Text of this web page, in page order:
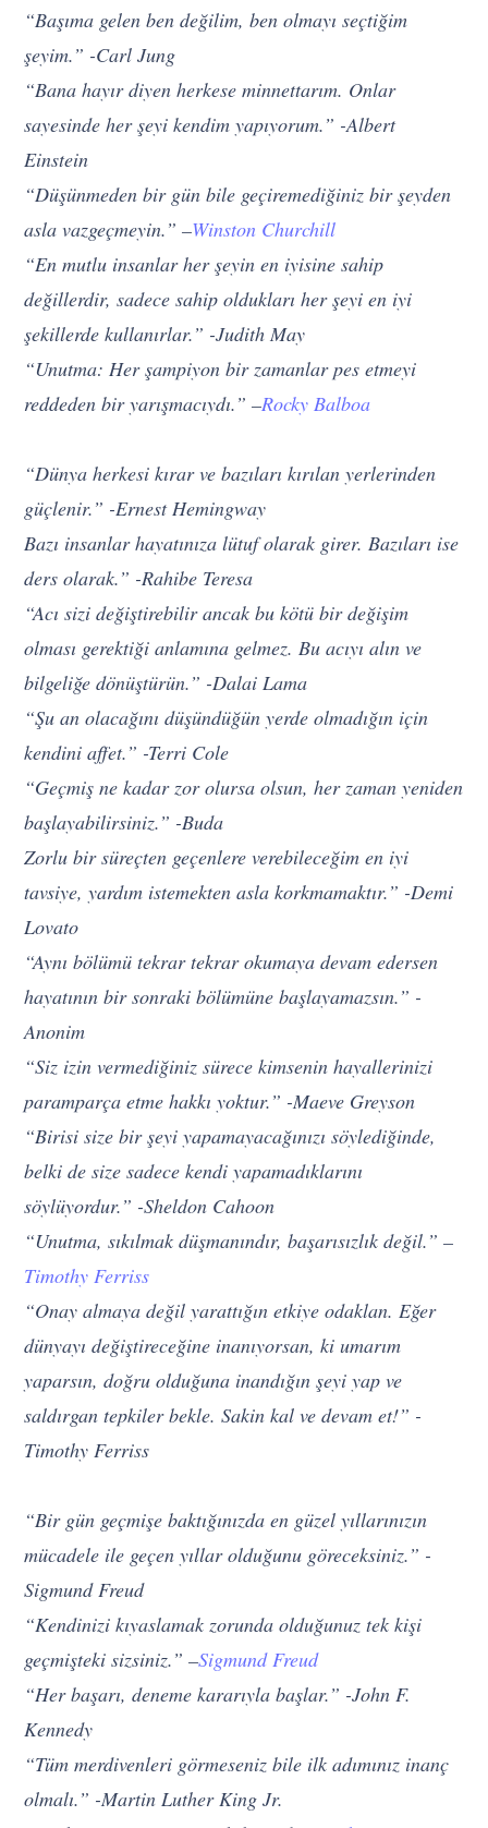
“Başıma gelen ben değilim, ben olmayı seçtiğim
şeyim.” -Carl Jung
“Bana hayır diyen herkese minnettarım. Onlar
sayesinde her şeyi kendim yapıyorum.” -Albert
Einstein
“Düşünmeden bir gün bile geçiremediğiniz bir şeyden
asla vazgeçmeyin.” –Winston Churchill
“En mutlu insanlar her şeyin en iyisine sahip
değillerdir, sadece sahip oldukları her şeyi en iyi
şekillerde kullanırlar.” -Judith May
“Unutma: Her şampiyon bir zamanlar pes etmeyi
reddeden bir yarışmacıydı.” –Rocky Balboa
“Dünya herkesi kırar ve bazıları kırılan yerlerinden
güçlenir.” -Ernest Hemingway
Bazı insanlar hayatınıza lütuf olarak girer. Bazıları ise
ders olarak.” -Rahibe Teresa
“Acı sizi değiştirebilir ancak bu kötü bir değişim
olması gerektiği anlamına gelmez. Bu acıyı alın ve
bilgeliğe dönüştürün.” -Dalai Lama
“Şu an olacağını düşündüğün yerde olmadığın için
kendini affet.” -Terri Cole
“Geçmiş ne kadar zor olursa olsun, her zaman yeniden
başlayabilirsiniz.” -Buda
Zorlu bir süreçten geçenlere verebileceğim en iyi
tavsiye, yardım istemekten asla korkmamaktır.” -Demi
Lovato
“Aynı bölümü tekrar tekrar okumaya devam edersen
hayatının bir sonraki bölümüne başlayamazsın.” -
Anonim
“Siz izin vermediğiniz sürece kimsenin hayallerinizi
paramparça etme hakkı yoktur.” -Maeve Greyson
“Birisi size bir şeyi yapamayacağınızı söylediğinde,
belki de size sadece kendi yapamadıklarını
söylüyordur.” -Sheldon Cahoon
“Unutma, sıkılmak düşmanındır, başarısızlık değil.” –
Timothy Ferriss
“Onay almaya değil yarattığın etkiye odaklan. Eğer
dünyayı değiştireceğine inanıyorsan, ki umarım
yaparsın, doğru olduğuna inandığın şeyi yap ve
saldırgan tepkiler bekle. Sakin kal ve devam et!” -
Timothy Ferriss
“Bir gün geçmişe baktığınızda en güzel yıllarınızın
mücadele ile geçen yıllar olduğunu göreceksiniz.” -
Sigmund Freud
“Kendinizi kıyaslamak zorunda olduğunuz tek kişi
geçmişteki sizsiniz.” –Sigmund Freud
“Her başarı, deneme kararıyla başlar.” -John F.
Kennedy
“Tüm merdivenleri görmeseniz bile ilk adımınız inanç
olmalı.” -Martin Luther King Jr.